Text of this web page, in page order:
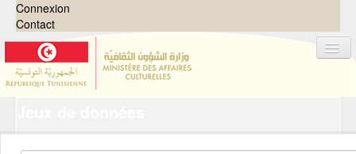
Connexion
Contact
Organisations